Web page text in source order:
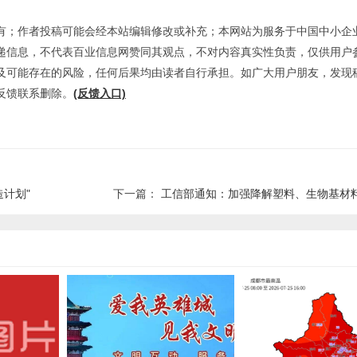
作者投稿可能会经本站编辑修改或补充；本网站为服务于中国中小企
息，不代表百业信息网赞同其观点，不对内容真实性负责，仅供用户
能存在的风险，任何后果均由读者自行承担。如广大用户朋友，发现
联系删除。 (反馈入口)
计划" 下一篇： 工信部通知：加强降解塑料、生物基材